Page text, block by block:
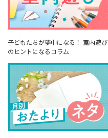
子どもたちが夢中になる！ 室内遊び
のヒントになるコラム